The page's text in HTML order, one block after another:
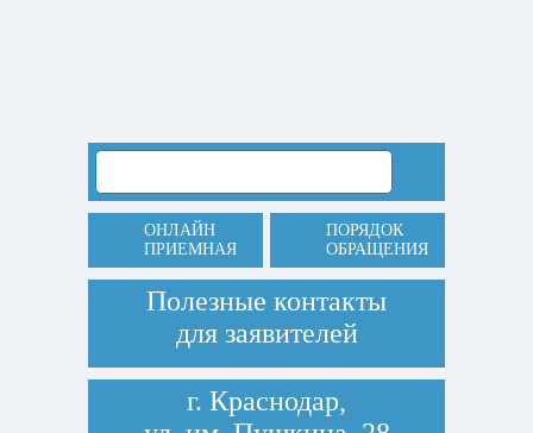
ОНЛАЙН
ПРИЕМНАЯ
ПОРЯДОК
ОБРАЩЕНИЯ
Полезные контакты
для заявителей
г. Краснодар,